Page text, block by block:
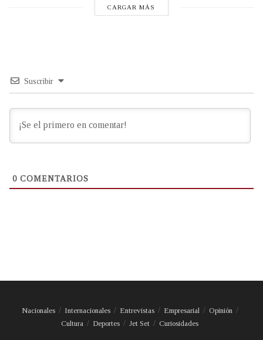
CARGAR MÁS
Suscribir
0 COMENTARIOS
Nacionales Internacionales Entrevistas Empresarial
Opinión
Cultura
Deportes Jet Set Curiosidades